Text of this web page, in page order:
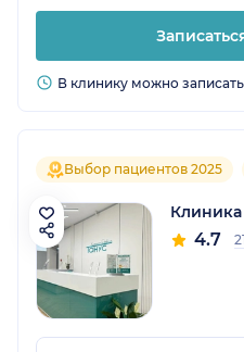
В клинику можно
Выбор пациентов 2025
Клиника
4.7